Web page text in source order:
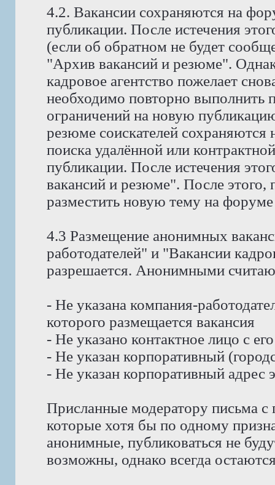
4.2. Вакансии сохраняются на
публикации. После истечения
(если об обратном не будет
"Архив вакансий и резюме".
кадровое агентство пожелает
необходимо повторно выполнить
ограничений на новую
резюме соискателей
поиска удалённой или
публикации. После истечения
вакансий и резюме". После этого,
разместить новую тему на
4.3 Размещение анонимных
работодателей" и "Вакансии
разрешается. Анонимными
- Не указана компания-
которого размещается вакансия
- Не указано контактное лицо с
- Не указан корпоративный
- Не указан корпоративный адрес
Присланные модератору письма
которые хотя бы по одному
анонимные, публиковаться не
возможны, однако всегда